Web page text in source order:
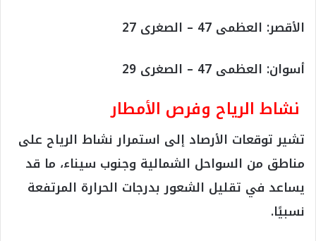
الأقصر: العظمى 47 – الصغرى 27
أسوان: العظمى 47 – الصغرى 29
نشاط الرياح وفرص الأمطار
تشير توقعات الأرصاد إلى استمرار نشاط الرياح على
مناطق من السواحل الشمالية وجنوب سيناء، ما قد
يساعد في تقليل الشعور بدرجات الحرارة المرتفعة
نسبيًا.